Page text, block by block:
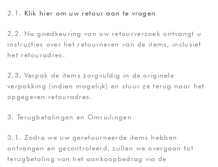
2.1. Klik hier om uw retour aan te vragen
2.2. Na goedkeuring van uw retourverzoek ontvangt u
instructies over het retourneren van de items, inclusief
het retouradres.
2.3. Verpak de items zorgvuldig in de originele
verpakking (indien mogelijk) en stuur ze terug naar het
opgegeven retouradres.
3. Terugbetalingen en Omruilingen
3.1. Zodra we uw geretourneerde items hebben
ontvangen en gecontroleerd, zullen we overgaan tot
terugbetaling van het aankoopbedrag via de